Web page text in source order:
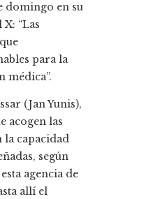
domingo en su
“Las
para la
médica”.
(Jan Yunis),
acogen las
capacidad
según
agencia de
allí el